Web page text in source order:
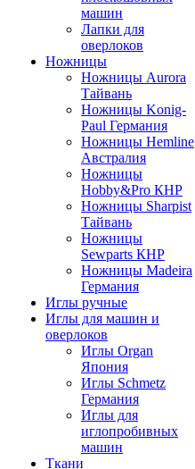
машин
Лапки для
оверлоков
Ножницы
Ножницы Aurora
Тайвань
Ножницы Konig-
Paul Германия
Ножницы Hemline
Австралия
Ножницы
Hobby&Pro КНР
Ножницы Sharpist
Тайвань
Ножницы
Sewparts КНР
Ножницы Madeira
Германия
Иглы ручные
Иглы для машин и
оверлоков
Иглы Organ
Япония
Иглы Schmetz
Германия
Иглы для
иглопробивных
машин
Ткани